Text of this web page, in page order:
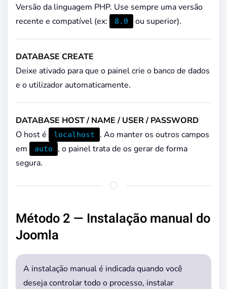
Versão da linguagem PHP. Use sempre uma versão
recente e compatível (ex:
8.0 ou superior).
DATABASE CREATE
Deixe ativado para que o painel crie o banco de dados
e o utilizador automaticamente.
DATABASE HOST / NAME / USER / PASSWORD
O host é
localhost
. Ao manter os outros campos
em
auto
, o painel trata de os gerar de forma
segura.
Método 2 — Instalação manual do
Joomla
A instalação manual é indicada quando você
deseja controlar todo o processo, instalar